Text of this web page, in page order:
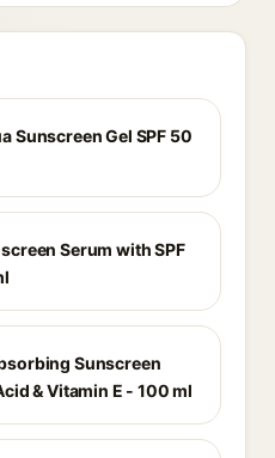
Sunscreen Gel SPF 50
Serum with SPF
Sunscreen
& Vitamin E - 100 ml